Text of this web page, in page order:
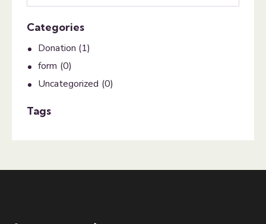
Categories
Donation (1)
form (0)
Uncategorized (0)
Tags